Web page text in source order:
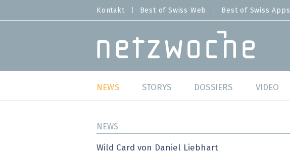
zum
MENU
Kontakt Best of Swiss Web Best of Swiss Apps
MAIN NAVIGATION
NEWS STORYS DOSSIERS VIDEO
NEWS
Wild Card von Daniel Liebhart